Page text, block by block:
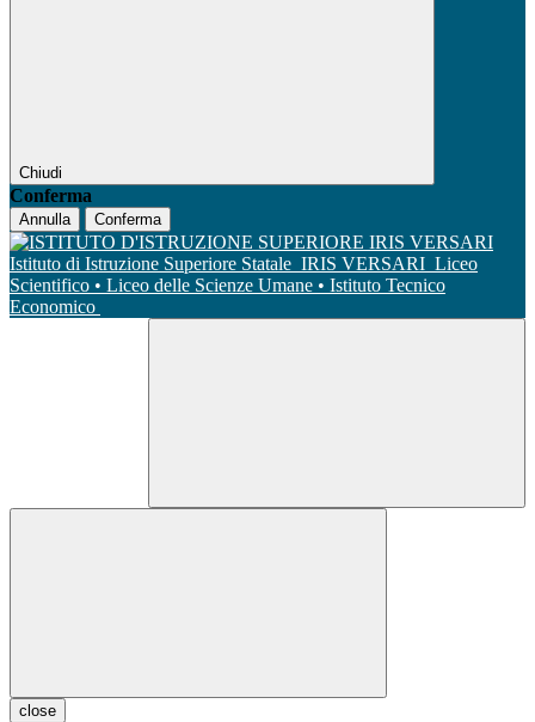
Chiudi
Conferma
Annulla Conferma
Istituto di Istruzione Superiore Statale IRIS VERSARI Liceo
Scientifico • Liceo delle Scienze Umane • Istituto Tecnico
Economico
close